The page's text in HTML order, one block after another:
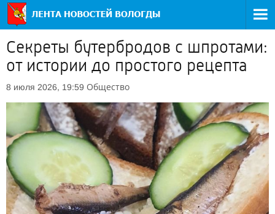
Секреты бутербродов с шпротами:
от истории до простого рецепта
8 июля 2026, 19:59 Общество